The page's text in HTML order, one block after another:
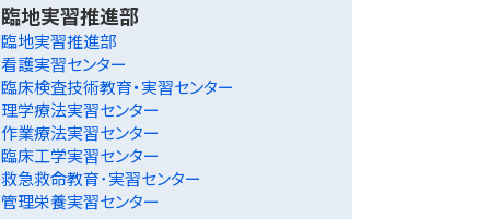
臨地実習推進部
臨地実習推進部
看護実習センター
臨床検査技術教育・実習センター
理学療法実習センター
作業療法実習センター
臨床工学実習センター
救急救命教育･実習センター
管理栄養実習センター